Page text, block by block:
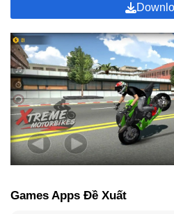
Xtreme Motorbikes Mod Apk không
giản mà còn là một cuộc phiêu lưu
Dưới đây là những điểm nổi bật
Lướt qua những cung đường
mạo hiểm đỉnh cao
Trong Hack Xtreme Motorbikes,
qua những cung đường đầy thử
nhiều khúc cua gắt và chướng ngại
Games Apps Đề Xuất